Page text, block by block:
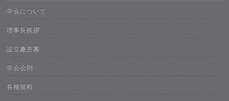
学会について
理事長挨拶
設立趣意書
学会会則
各種規程